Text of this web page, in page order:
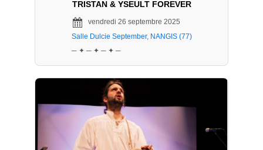
TRISTAN & YSEULT FOREVER
vendredi 26 septembre 2025
Salle Dulcie September, NANGIS (77)
─ ✦ ─ ✦ ─ ✦ ─